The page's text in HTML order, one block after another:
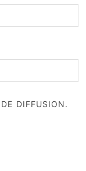
DIFFUSION.